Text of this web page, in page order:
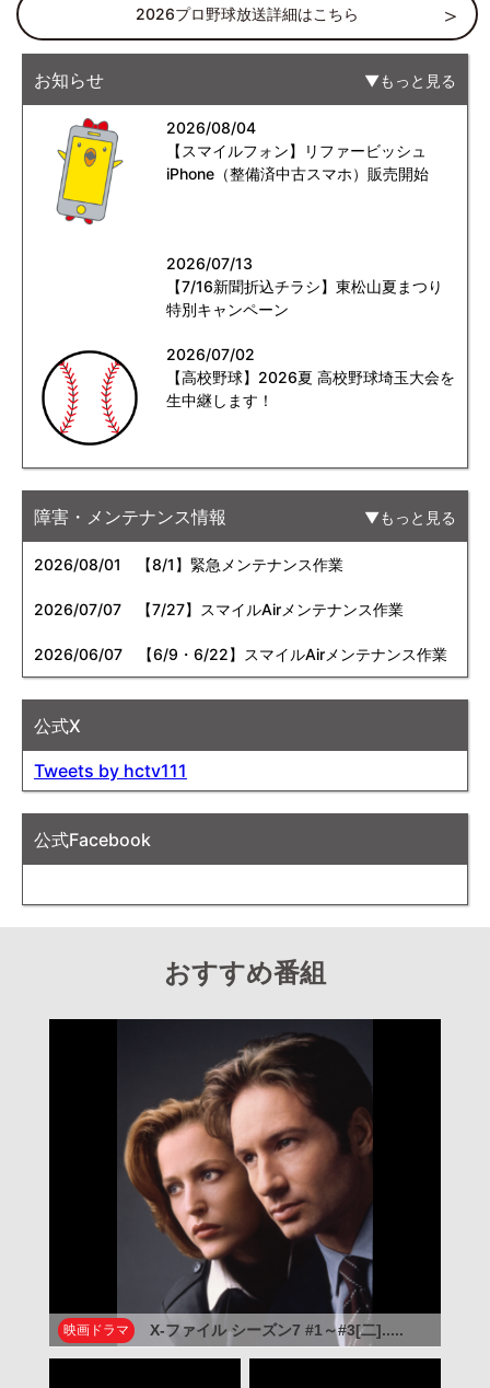
2026プロ野球放送詳細はこちら
お知らせ もっと見る
2026/08/04
【スマイルフォン】リファービッシュ
iPhone（整備済中古スマホ）販売開始
2026/07/13
【7/16新聞折込チラシ】東松山夏まつり
特別キャンペーン
2026/07/02
【高校野球】2026夏 高校野球埼玉大会を
生中継します！
障害・メンテナンス情報 もっと見る
2026/08/01 【8/1】緊急メンテナンス作業
2026/07/07 【7/27】スマイルAirメンテナンス作業
2026/06/07 【6/9・6/22】スマイルAirメンテナンス作業
公式X
Tweets by hctv111
公式Facebook
おすすめ番組